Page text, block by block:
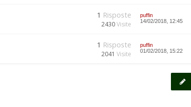
1 Risposte
2430Visite
puffin
14/02/2018, 12:45
1 Risposte
2041 Visite
puffin
01/02/2018, 15:22